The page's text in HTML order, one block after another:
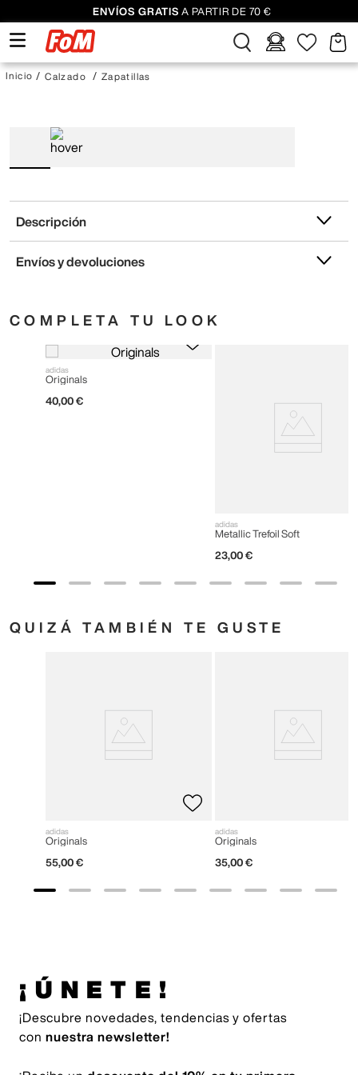
ENVÍOS GRATIS A PARTIR DE 70 €
Calzado Zapatillas
Descripción
Envíos y devoluciones
COMPLETA TU LOOK
adidas
Originals
40,00 €
adidas
Metallic Trefoil Soft
23,00 €
QUIZÁ TAMBIÉN TE GUSTE
adidas
Originals
55,00 €
adidas
Originals
35,00 €
¡ÚNETE!
¡Descubre novedades, tendencias y ofertas
con nuestra newsletter!